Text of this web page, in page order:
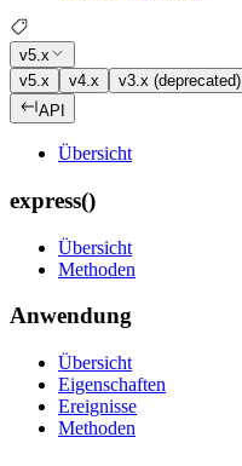
v5.x
v5.x
v4.x
v3.x (deprecated)
API
Übersicht
express()
Übersicht
Methoden
Anwendung
Übersicht
Eigenschaften
Ereignisse
Methoden